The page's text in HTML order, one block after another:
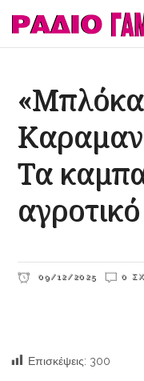
Τα
09/12/2025 0
Επισκέψεις: 300